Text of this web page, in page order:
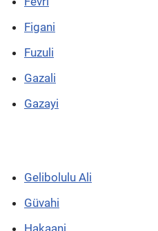
Figani
Fuzuli
Gazali
Gazayi
Gelibolulu Ali
Güvahi